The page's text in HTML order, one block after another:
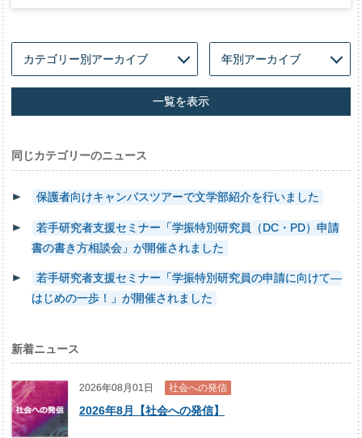
一覧を表示
同じカテゴリーのニュース
保護者向けキャンパスツアーで文学部紹介を行いました
若手研究者支援セミナー「学振特別研究員（DC・PD）申請
書の書き方相談会」が開催されました
若手研究者支援セミナー「学振特別研究員の申請に向けて―
はじめの一歩！」が開催されました
新着ニュース
2026年08月01日 社会への発信
2026年8月【社会への発信】